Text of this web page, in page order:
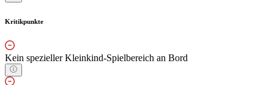
Kritikpunkte
Kein spezieller Kleinkind-Spielbereich an Bord